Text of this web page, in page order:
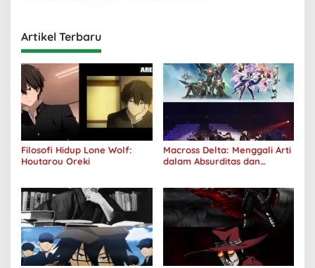
Artikel Terbaru
Filosofi Hidup Lone Wolf:
Houtarou Oreki
Macross Delta: Menggali Arti
dalam Absurditas dan